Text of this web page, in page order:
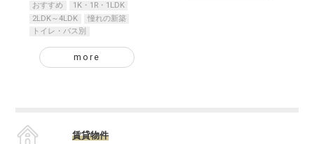
おすすめ
1K・1R・1LDK
2LDK～4LDK
憧れの新築
トイレ・バス別
more
賃貸物件